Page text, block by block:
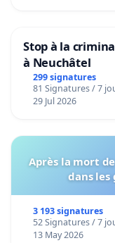
Stop à la
à Neuchâtel
299 signatures
81 Signatures / 7
29 Jul 2026
Après la mort
dans les
3 193 signatures
52 Signatures / 7
13 May 2026